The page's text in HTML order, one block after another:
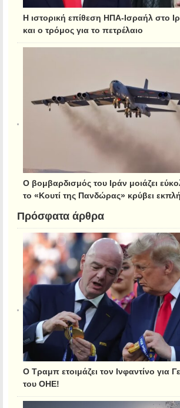
Η ιστορική επίθεση ΗΠΑ-Ισραήλ στο
και ο τρόμος για το πετρέλαιο
Ο βομβαρδισμός του Ιράν μοιάζει
το «Κουτί της Πανδώρας» κρύβει
Πρόσφατα άρθρα
Ο Τραμπ ετοιμάζει τον Ινφαντίνο για
του ΟΗΕ!